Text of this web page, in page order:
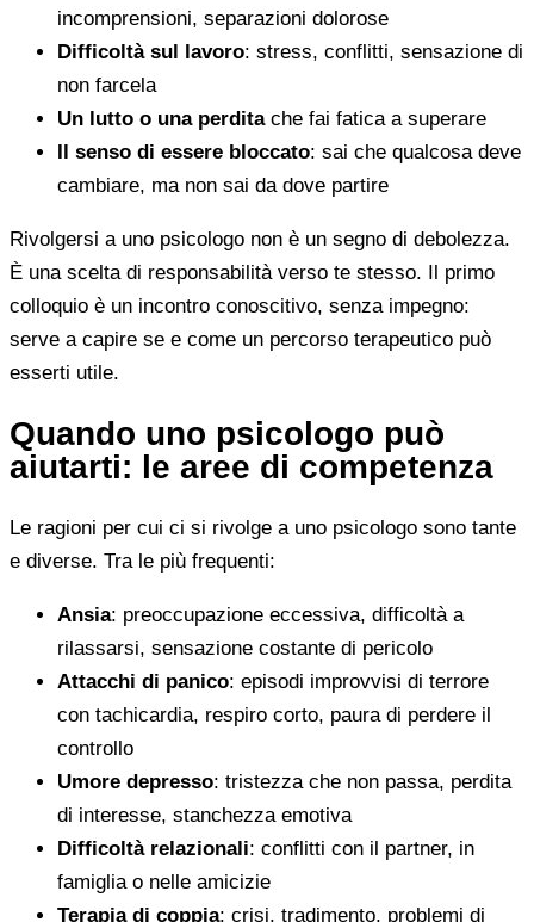
incomprensioni, separazioni dolorose
Difficoltà sul lavoro: stress, conflitti, sensazione di
non farcela
Un lutto o una perditache fai fatica a superare
Il senso di essere bloccato: sai che qualcosa deve
cambiare, ma non sai da dove partire
Rivolgersi a uno psicologo non è un segno di debolezza.
È una scelta di responsabilità verso te stesso. Il primo
colloquio è un incontro conoscitivo, senza impegno:
serve a capire se e come un percorso terapeutico può
esserti utile.
Quando uno psicologo può
aiutarti: le aree di competenza
Le ragioni per cui ci si rivolge a uno psicologo sono tante
e diverse. Tra le più frequenti:
Ansia: preoccupazione eccessiva, difficoltà a
rilassarsi, sensazione costante di pericolo
Attacchi di panico: episodi improvvisi di terrore
con tachicardia, respiro corto, paura di perdere il
controllo
Umore depresso: tristezza che non passa, perdita
di interesse, stanchezza emotiva
Difficoltà relazionali: conflitti con il partner, in
famiglia o nelle amicizie
Terapia di coppia: crisi, tradimento, problemi di